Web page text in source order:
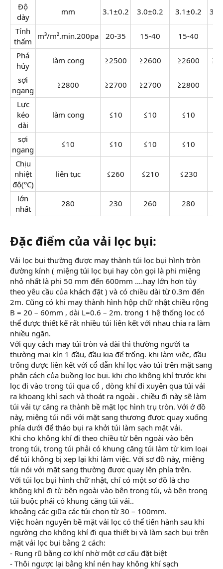
Độ
dày
mm 3.1±0.2 3.0±0.2 3.1±0.2
Tính
thấm
m³/m².min.200pa 20-35 15-40 15-40
Phá
hủy
làm cong ≥2500 ≥2600 ≥2600
sợi
ngang
≥2800 ≥2700 ≥2700
≥2800
Lực
kéo
dài
làm cong ≤10 ≤10 ≤10
sợi
ngang
≤10 ≤10 ≤10
≤10
Chịu
nhiệt
độ(°C)
liên tục ≤260 ≤210 ≤230
lớn
nhất
280 230 260 280
Đặc điểm của vải lọc bụi:
Vải lọc bụi thường được may thành túi lọc bụi hình tròn
đường kính ( miệng túi lọc bụi hay còn gọi là phi miệng
nhỏ nhất là phi 50 mm đến 600mm ….hay lớn hơn tùy
theo yêu cầu của khách đặt ) và có chiều dài từ 0.3m đến
2m. Cũng có khi may thành hình hộp chữ nhật chiều rộng
B = 20 – 60mm , dài L=0.6 – 2m. trong 1 hệ thống lọc có
thể được thiết kế rất nhiều túi liên kết với nhau chia ra làm
nhiều ngăn.
Với quy cách may túi tròn và dài thì thường người ta
thường mai kín 1 đầu, đầu kia để trống. khi làm việc, đầu
trống được liên kết với cổ dẫn khí lọc vào túi trên mặt sang
phân cách của buồng lọc bụi. khi cho không khí trước khi
lọc đi vào trong túi qua cổ , dòng khí đi xuyên qua túi vải
ra khoang khí sạch và thoát ra ngoài . chiều đi này sẽ làm
túi vải tự căng ra thành bề mặt lọc hình trụ tròn. Với ớ đồ
này, miệng túi nối với mặt sang thương được quay xuống
phía dưới để tháo bụi ra khởi túi làm sạch mặt vải.
Khi cho không khí đi theo chiều từ bên ngoài vào bên
trong túi, trong túi phải có khung căng túi làm từ kim loại
để túi không bị xẹp lại khi làm việc. Với sơ đồ này, miệng
túi nói với mặt sang thường được quay lên phía trên.
Với túi lọc bụi hình chữ nhật, chỉ có một sơ đồ là cho
không khí đi từ bên ngoài vào bên trong túi, và bên trong
túi buộc phải có khung căng túi vải..
khoảng các giữa các túi chọn từ 30 – 100mm.
Việc hoàn nguyên bề mặt vải lọc có thể tiến hành sau khi
ngường cho không khí đi qua thiết bị và làm sạch bụi trên
mặt vải lọc bụi bằng 2 cách:
- Rung rũ bằng cơ khí nhờ một cơ cấu đặt biệt
- Thôi ngược lại bằng khí nén hay không khí sạch